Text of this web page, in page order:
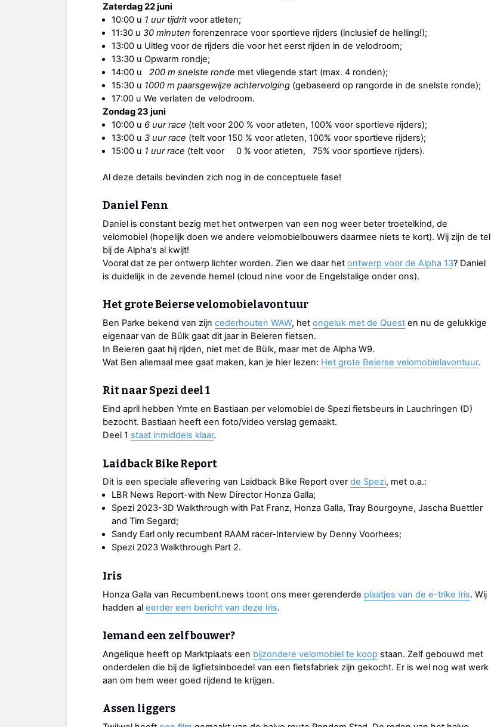
Zaterdag 22 juni
10:00 u 1 uur tijdritvoor atleten;
11:30 u 30 minuten forenzenrace voor sportieve rijders (inclusief de helling!);
13:00 u Uitleg voor de rijders die voor het eerst rijden in de velodroom;
13:30 u Opwarm rondje;
14:00 u 200 m snelste ronde met vliegende start (max. 4 ronden);
15:30 u 1000 m paarsgewijze achtervolging(gebaseerd op rangorde in de snelste ronde);
17:00 u We verlaten de velodroom.
Zondag 23 juni
10:00 u 6 uur race (telt voor 200 % voor atleten, 100% voor sportieve rijders);
13:00 u 3 uur race (telt voor 150 % voor atleten, 100% voor sportieve rijders);
15:00 u 1 uur race (telt voor 0 % voor atleten, 75% voor sportieve rijders).
Al deze details bevinden zich nog in de conceptuele fase!
Daniel Fenn
Daniel is constant bezig met het ontwerpen van een nog weer beter troetelkind, de
velomobiel (hopelijk doen we andere velomobielbouwers daarmee niets te kort). Wij zijn de tel
bij de Alpha's al kwijt!
Vooral dat ze per ontwerp lichter worden. Zien we daar het ontwerp voor de Alpha 13? Daniel
is duidelijk in de zevende hemel (cloud nine voor de Engelstalige onder ons).
Het grote Beierse velomobielavontuur
Ben Parke bekend van zijn cederhouten WAW, het ongeluk met de Quest en nu de gelukkige
eigenaar van de Bülk gaat dit jaar in Beieren fietsen.
In Beieren gaat hij rijden, niet met de Bülk, maar met de Alpha W9.
Wat Ben allemaal mee gaat maken, kan je hier lezen: Het grote Beierse velomobielavontuur.
Rit naar Spezi deel 1
Eind april hebben Ymte en Bastiaan per velomobiel de Spezi fietsbeurs in Lauchringen (D)
bezocht. Bastiaan heeft een foto/video verslag gemaakt.
Deel 1 staat inmiddels klaar.
Laidback Bike Report
Dit is een speciale aflevering van Laidback Bike Report overde Spezi, met o.a.:
LBR News Report-with New Director Honza Galla;
Spezi 2023-3D Walkthrough with Pat Franz, Honza Galla, Tray Bourgoyne, Jascha Buettler
and Tim Segard;
Sandy Earl only recumbent RAAM racer-Interview by Denny Voorhees;
Spezi 2023 Walkthrough Part 2.
Iris
Honza Galla van Recumbent.news toont ons meer gerenderde plaatjes van de e-trike Iris. Wij
hadden al eerder een bericht van deze Iris.
Iemand een zelfbouwer?
Angelique heeft op Marktplaats een bijzondere velomobiel te koop staan. Zelf gebouwd met
onderdelen die bij de ligfietsinboedel van een fietsfabriek zijn gekocht. Er is wel nog wat werk
aan om hem weer goed rijdend te krijgen.
Assen liggers